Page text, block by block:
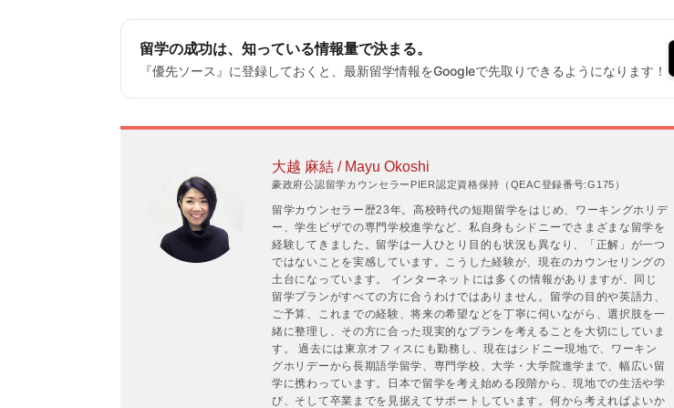
留学の成功は、知っている情報量で決まる。
『優先ソース』に登録しておくと、最新留学情報をGoogleで先取りできるようになります！
大越 麻結 / Mayu Okoshi
豪政府公認留学カウンセラーPIER認定資格保持（QEAC登録番号:G175）
留学カウンセラー歴23年。高校時代の短期留学をはじめ、ワーキングホリデ
ー、学生ビザでの専門学校進学など、私自身もシドニーでさまざまな留学を
経験してきました。留学は一人ひとり目的も状況も異なり、「正解」が一つ
ではないことを実感しています。こうした経験が、現在のカウンセリングの
土台になっています。 インターネットには多くの情報がありますが、同じ
留学プランがすべての方に合うわけではありません。留学の目的や英語力、
ご予算、これまでの経験、将来の希望などを丁寧に伺いながら、選択肢を一
緒に整理し、その方に合った現実的なプランを考えることを大切にしていま
す。 過去には東京オフィスにも勤務し、現在はシドニー現地で、ワーキン
グホリデーから長期語学留学、専門学校、大学・大学院進学まで、幅広い留
学に携わっています。日本で留学を考え始める段階から、現地での生活や学
び、そして卒業までを見据えてサポートしています。何から考えればよいか